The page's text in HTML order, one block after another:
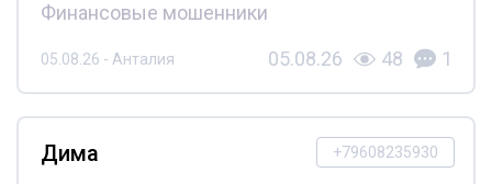
Финансовые мошенники
05.08.26 - Анталия 05.08.26 48 1
+79608235930
Дима